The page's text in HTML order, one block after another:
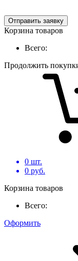
Отправить заявку
Корзина товаров
Всего:
Продолжить
0 шт.
0 руб.
Корзина товаров
Всего:
Оформить